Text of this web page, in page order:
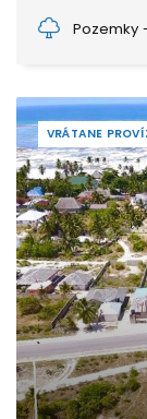
Pozemky
VRÁTANE